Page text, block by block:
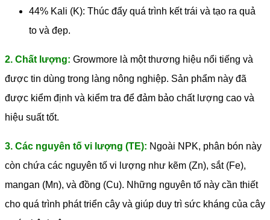
44% Kali (K): Thúc đẩy quá trình kết trái và tạo ra quả
to và đẹp.
2. Chất lượng: Growmore là một thương hiệu nổi tiếng và
được tin dùng trong làng nông nghiệp. Sản phẩm này đã
được kiểm định và kiểm tra để đảm bảo chất lượng cao và
hiệu suất tốt.
3. Các nguyên tố vi lượng (TE): Ngoài NPK, phân bón này
còn chứa các nguyên tố vi lượng như kẽm (Zn), sắt (Fe),
mangan (Mn), và đồng (Cu). Những nguyên tố này cần thiết
cho quá trình phát triển cây và giúp duy trì sức kháng của cây